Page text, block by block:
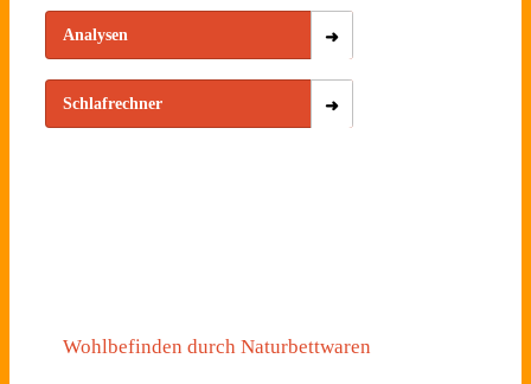
Analysen
Schlafrechner
Wohlbefinden durch Naturbettwaren